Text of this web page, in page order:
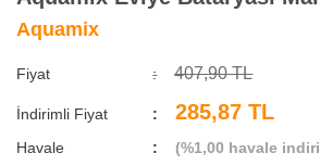
Aquamix
Fiyat 407,90 TL
İndirimli Fiyat 285,87 TL
Havale (%1,00 havale